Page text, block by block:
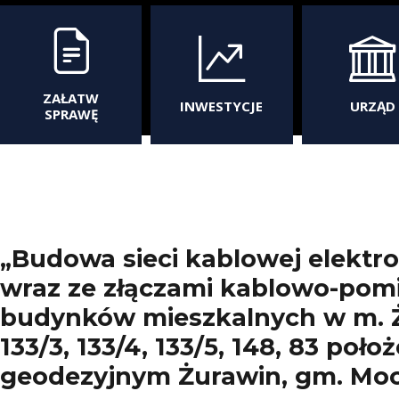
ZAŁATW
SPRAWĘ
INWESTYCJE URZĄD
„Budowa sieci kablowej
wraz ze złączami kablowo-
budynków mieszkalnych w m.
133/3, 133/4, 133/5, 148, 83
geodezyjnym Żurawin, gm.